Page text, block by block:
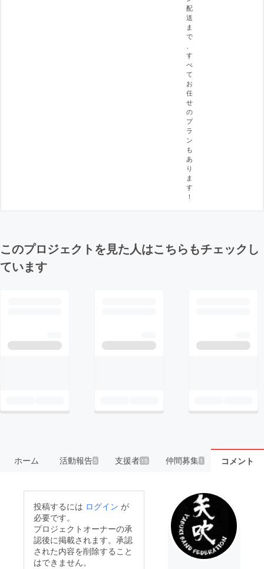
配
送
ま
で
す
べ
て
お
任
せ
の
プ
ラ
ン
も
あ
り
ま
す
！
このプロジェクトを見た人はこちらもチェックし
ています
ホーム 活動報告5 支援者 15 仲間募集 1 コメント
投稿するには ログイン が
必要です。
プロジェクトオーナーの承
認後に掲載されます。承認
された内容を削除すること
はできません。